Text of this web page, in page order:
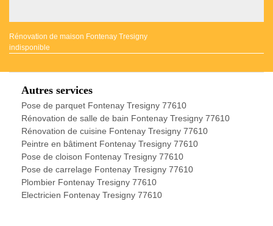
Rénovation de maison Fontenay Tresigny
indisponible
Autres services
Pose de parquet Fontenay Tresigny 77610
Rénovation de salle de bain Fontenay Tresigny 77610
Rénovation de cuisine Fontenay Tresigny 77610
Peintre en bâtiment Fontenay Tresigny 77610
Pose de cloison Fontenay Tresigny 77610
Pose de carrelage Fontenay Tresigny 77610
Plombier Fontenay Tresigny 77610
Electricien Fontenay Tresigny 77610